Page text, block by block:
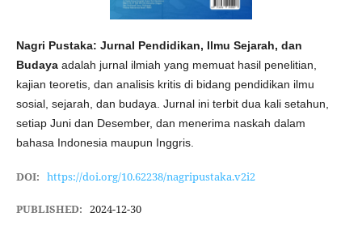
Nagri Pustaka: Jurnal Pendidikan, Ilmu Sejarah, dan
Budayaadalah jurnal ilmiah yang memuat hasil penelitian,
kajian teoretis, dan analisis kritis di bidang pendidikan ilmu
sosial, sejarah, dan budaya. Jurnal ini terbit dua kali setahun,
setiap Juni dan Desember, dan menerima naskah dalam
bahasa Indonesia maupun Inggris.
DOI: https://doi.org/10.62238/nagripustaka.v2i2
PUBLISHED: 2024-12-30